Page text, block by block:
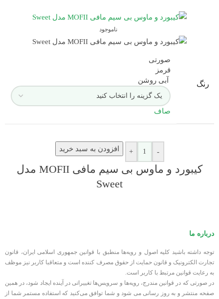
ناموجود
رنگ
صورتی
قرمز
آبی روشن
صاف
-
+ افزودن به سبد خرید
کیبورد و ماوس بی سیم مافی MOFII مدل
Sweet
درباره ما
توجه داشته باشید کلیه اصول و رویه‏‌ها منطبق با قوانین جمهوری اسلامی ایران، قانون
تجارت الکترونیک و قانون حمایت از حقوق مصرف کننده است و متعاقبا کاربر نیز موظف
به رعایت قوانین مرتبط با کاربر است.
در صورتی که در قوانین مندرج، رویه‏‌ها و سرویس‏‌ها تغییراتی در آینده ایجاد شود، در همین
صفحه منتشر و به روز رسانی می شود و شما توافق می‏‌کنید که استفاده مستمر شما از